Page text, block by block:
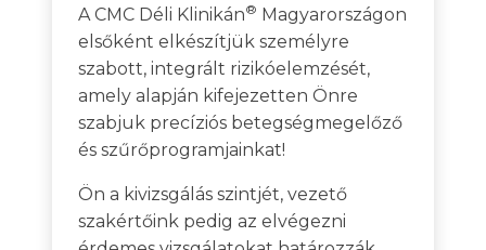
A CMC Déli Klinikán® Magyarországon
elsőként elkészítjük személyre
szabott, integrált rizikóelemzését,
amely alapján kifejezetten Önre
szabjuk precíziós betegségmegelőző
és szűrőprogramjainkat!
Ön a kivizsgálás szintjét, vezető
szakértőink pedig az elvégezni